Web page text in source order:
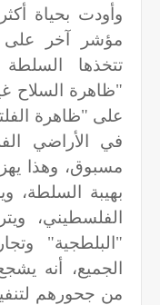
وأودت بحياة
مؤشر آخر على
تتخذها
"ظاهرة السلاح
على "ظاهرة
في الأراضي
مسبوق، وهذا
بهيبة السلطة،
الفلسطيني،
"البلطجية"
الجميع، أنه
من جحورهم